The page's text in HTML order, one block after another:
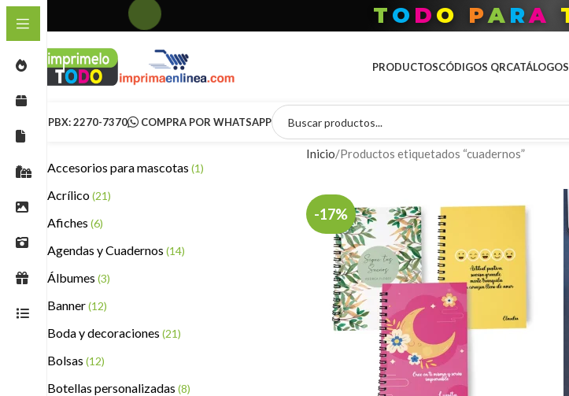
T O D O PA RA
PRODUCTOSCÓDIGOS QRCATÁLOGOS
PBX: 2270-7370 COMPRA POR WHATSAPP
Accesorios para mascotas (1)
Acrílico(21)
Afiches (6)
Agendas y Cuadernos (14)
Álbumes (3)
Banner(12)
Boda y decoraciones (21)
Bolsas (12)
Botellas personalizadas (8)
Inicio Productos etiquetados “cuadernos”
-17%